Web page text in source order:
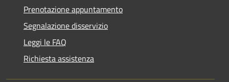
Prenotazione appuntamento
Segnalazione disservizio
Leggi le FAQ
Richiesta assistenza